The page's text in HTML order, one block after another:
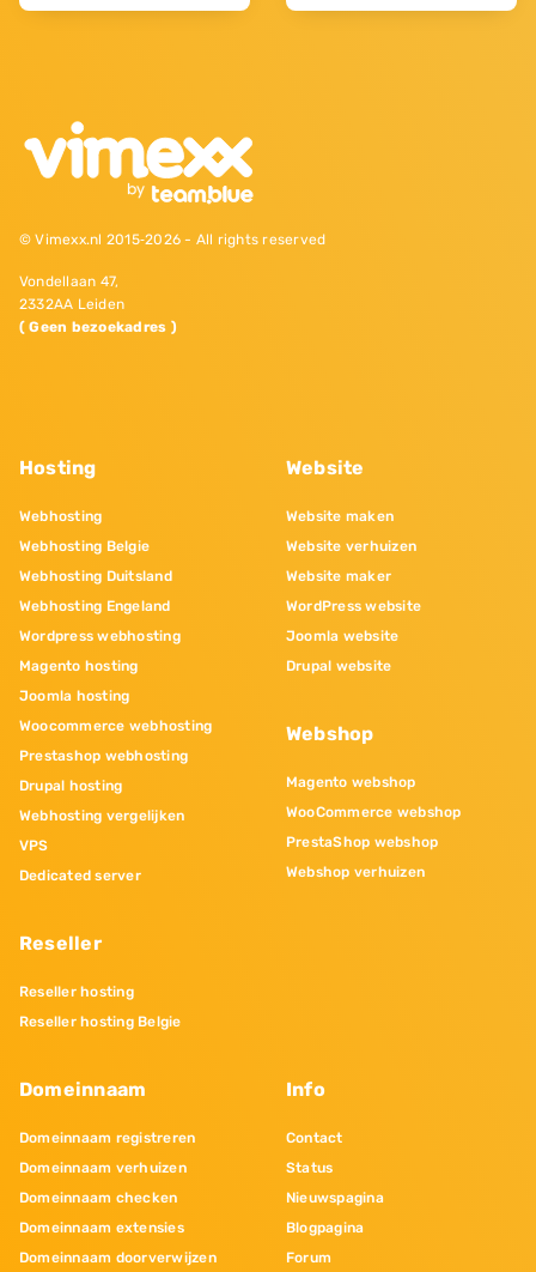
© Vimexx.nl 2015‐2026 - All rights reserved
Vondellaan 47,
2332AA Leiden
( Geen bezoekadres )
Hosting
Webhosting
Webhosting Belgie
Webhosting Duitsland
Webhosting Engeland
Wordpress webhosting
Magento hosting
Joomla hosting
Woocommerce webhosting
Prestashop webhosting
Drupal hosting
Webhosting vergelijken
VPS
Dedicated server
Reseller
Reseller hosting
Reseller hosting Belgie
Website
Website maken
Website verhuizen
Website maker
WordPress website
Joomla website
Drupal website
Webshop
Magento webshop
WooCommerce webshop
PrestaShop webshop
Webshop verhuizen
Domeinnaam
Domeinnaam registreren
Domeinnaam verhuizen
Domeinnaam checken
Domeinnaam extensies
Domeinnaam doorverwijzen
Info
Contact
Status
Nieuwspagina
Blogpagina
Forum